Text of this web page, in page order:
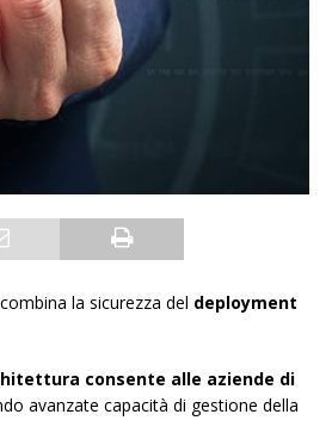
la sicurezza del deployment
consente alle aziende di
avanzate capacità di gestione della